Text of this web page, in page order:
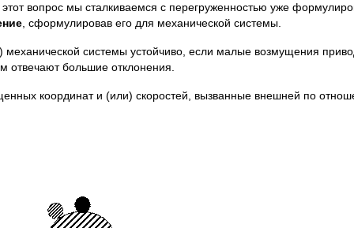
вопрос мы сталкиваемся с перегруженностью уже
, сформулировав его для механической системы.
механической системы устойчиво, если малые возмущения
отвечают большие отклонения.
координат и (или) скоростей, вызванные внешней по